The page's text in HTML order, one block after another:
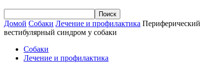
Домой Собаки Лечение и профилактика Периферический
вестибулярный синдром у собаки
Собаки
Лечение и профилактика